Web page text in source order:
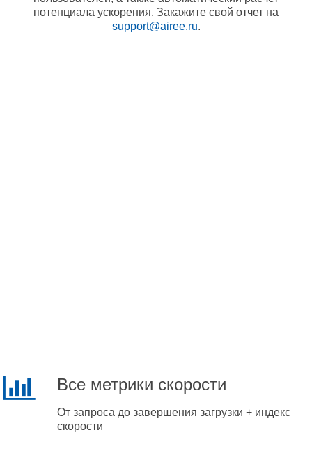
потенциала ускорения. Закажите свой отчет на
support@airee.ru.
Все метрики скорости
От запроса до завершения загрузки + индекс
скорости